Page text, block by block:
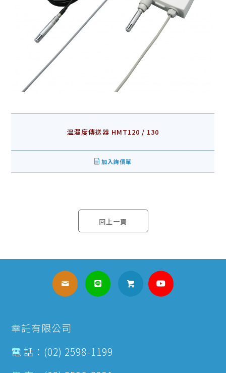
溫濕度傳送器 HMT120 / 130
加入詢價單
回上一頁
幸託有限公司
電 話：(02) 2598-1199